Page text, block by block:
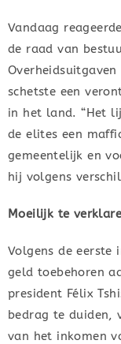
Vandaag
de raad van
Overheidsuitgaven
schetste een
in het land. “Het
de elites een
gemeentelijk en
hij volgens
Moeilijk te
Volgens de eerste
geld toebehoren
president Félix
bedrag te duiden,
van het inkomen